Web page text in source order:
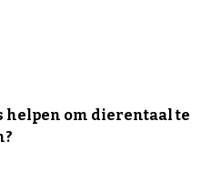
helpen om dierentaal te